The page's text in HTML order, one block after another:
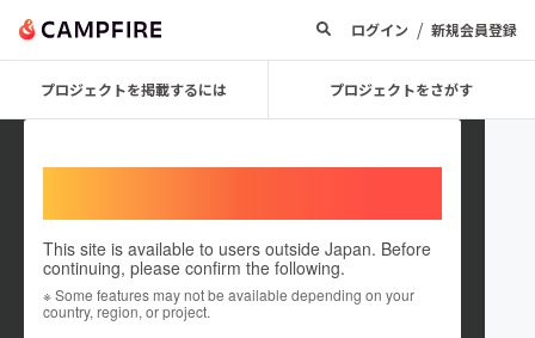
ログイン / 新規会員登録
プロジェクトを掲載するには プロジェクトをさがす
This site is available to users outside Japan. Before
continuing, please confirm the following.
※ Some features may not be available depending on your
country, region, or project.
Live Camera Project